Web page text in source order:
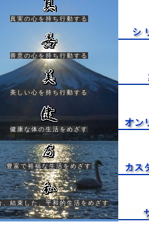
真実の心を持ち行動する
善意の心を持ち行動する
美しい心を持ち行動する
健康な体の生活をめざす
豊富で裕福な生活をめざす
、結束した、平和的生活をめざす